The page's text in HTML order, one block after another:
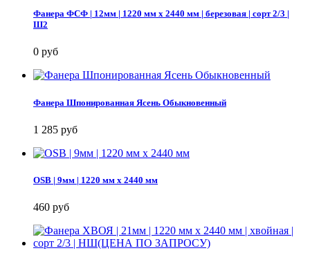
Фанера ФСФ | 12мм | 1220 мм х 2440 мм | березовая | сорт 2/3 |
Ш2
0 руб
Фанера Шпонированная Ясень Обыкновенный
1 285 руб
OSB | 9мм | 1220 мм х 2440 мм
460 руб